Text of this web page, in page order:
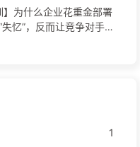
】为什么企业花重金部署
忆”，反而让竞争对手实
学AI169
1